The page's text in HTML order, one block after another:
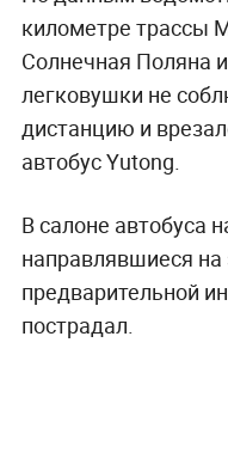
километре трассы
Солнечная Поляна
легковушки не
дистанцию и
автобус Yutong.
В салоне автобуса
направлявшиеся
предварительной
пострадал.